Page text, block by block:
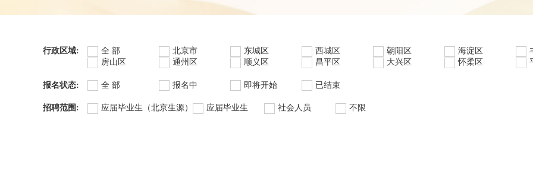
行政区域: 全 部 北京市 东城区 西城区 朝阳区 海淀区
房山区
通州区 顺义区 昌平区 大兴区 怀柔区
报名状态: 全 部 报名中 即将开始 已结束
招聘范围: 应届毕业生（北京生源） 应届毕业生 社会人员 不限